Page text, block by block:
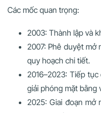
Các mốc quan trọng:
2003: Thành lập và
2007: Phê duyệt mở
quy hoạch chi tiết.
2016–2023: Tiếp
giải phóng mặt bằng
2025: Giai đoạn mở